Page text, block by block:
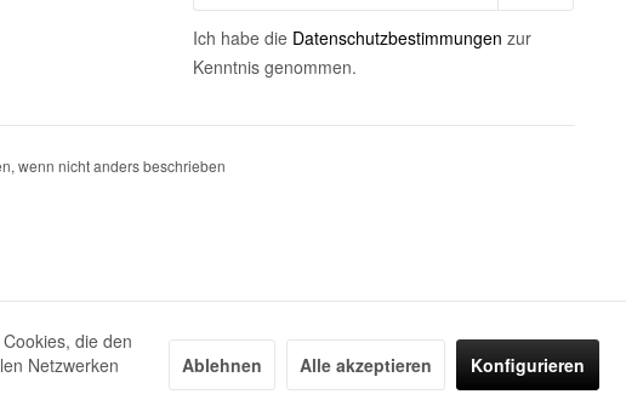
Ich habe die Datenschutzbestimmungen zur
Kenntnis genommen.
wenn nicht anders beschrieben
die den
Netzwerken
Ablehnen Alle akzeptieren Konfigurieren